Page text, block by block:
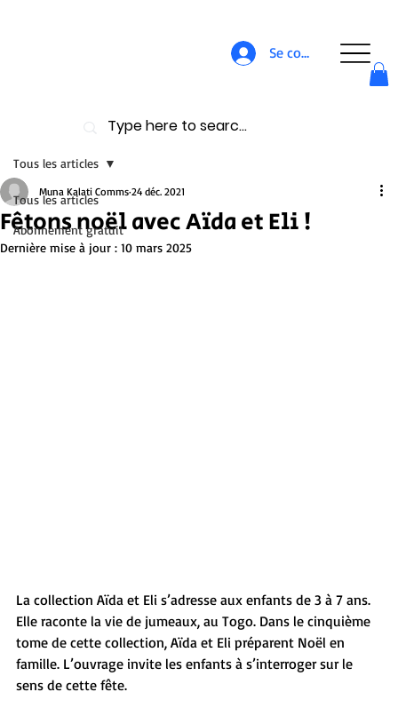
Se connecter
Tous les articles
Abonnement gratuit
Tous les articles
Fêtons noël avec Aïda et Eli !
Muna Kalati Comms 24 déc. 2021
Dernière mise à jour : 10 mars 2025
La collection Aïda et Eli s’adresse aux enfants de 3 à 7 ans.
Elle raconte la vie de jumeaux, au Togo. Dans le cinquième
tome de cette collection, Aïda et Eli préparent Noël en
famille. L’ouvrage invite les enfants à s’interroger sur le
sens de cette fête.